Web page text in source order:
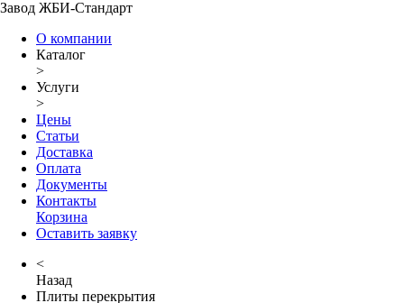
Завод ЖБИ-Стандарт
О компании
Каталог
>
Услуги
>
Цены
Статьи
Доставка
Оплата
Документы
Контакты
Корзина
Оставить заявку
<
Назад
Плиты перекрытия